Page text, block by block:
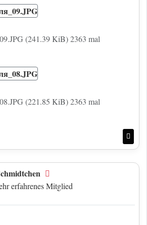
(241.39 KiB) 2363 mal
(221.85 KiB) 2363 mal
erfahrenes Mitglied